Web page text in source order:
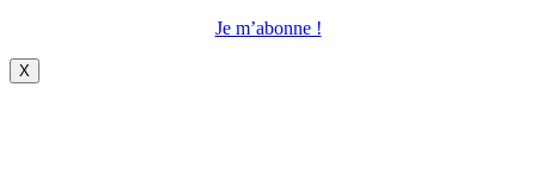
Je m’abonne !
X